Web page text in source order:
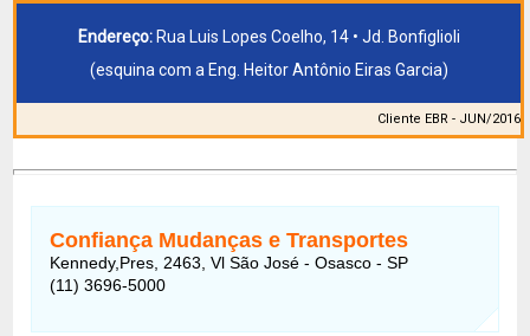
Endereço:Rua Luis Lopes Coelho, 14 • Jd. Bonfiglioli
(esquina com a Eng. Heitor Antônio Eiras Garcia)
Cliente EBR - JUN/2016
Confiança Mudanças e Transportes
Kennedy,Pres, 2463, Vl São José - Osasco - SP
(11) 3696-5000